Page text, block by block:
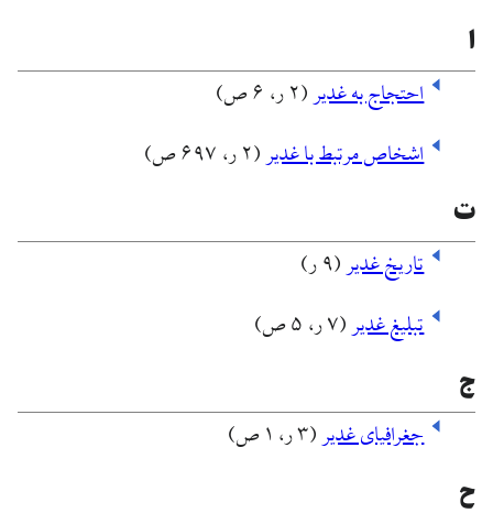
ا
احتجاج به غدیر(۲ ر، ۶ ص)
اشخاص مرتبط با غدیر(۲ ر، ۶۹۷ ص)
ت
تاریخ غدیر(۹ ر)
تبلیغ غدیر(۷ ر، ۵ ص)
ج
جغرافیای غدیر(۳ ر، ۱ ص)
ح